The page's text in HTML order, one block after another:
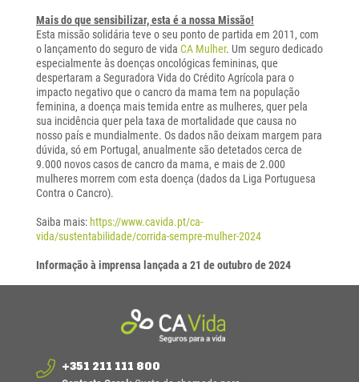
Mais do que sensibilizar, esta é a nossa Missão!
Esta missão solidária teve o seu ponto de partida em 2011, com
o lançamento do seguro de vida CA Mulher. Um seguro dedicado
especialmente às doenças oncológicas femininas, que
despertaram a Seguradora Vida do Crédito Agrícola para o
impacto negativo que o cancro da mama tem na população
feminina, a doença mais temida entre as mulheres, quer pela
sua incidência quer pela taxa de mortalidade que causa no
nosso país e mundialmente. Os dados não deixam margem para
dúvida, só em Portugal, anualmente são detetados cerca de
9.000 novos casos de cancro da mama, e mais de 2.000
mulheres morrem com esta doença (dados da Liga Portuguesa
Contra o Cancro).
Saiba mais: https://www.cavida.pt/ca-
vida/sustentabilidade/corrida-sempre-mulher-2024
Informação à imprensa lançada a 21 de outubro de 2024
+351 211 111 800